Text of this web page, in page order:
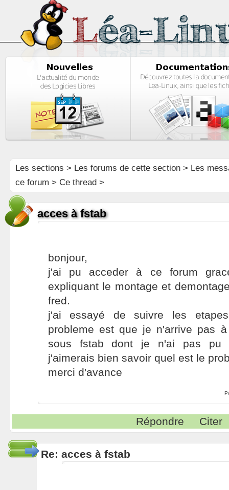
Les sections > Les forums de cette section> Les
ce forum > Ce thread >
acces à fstab
bonjour,
j'ai pu acceder à ce forum
expliquant le montage et
fred.
j'ai essayé de suivre les
probleme est que je n'arrive pas
sous fstab dont je n'ai pas pu
j'aimerais bien savoir quel est le
merci d'avance
Répondre Citer
Re: acces à fstab